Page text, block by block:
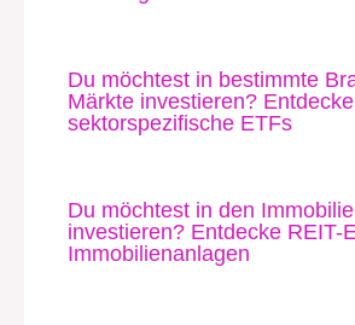
Du möchtest in bestimmte
Märkte investieren? Entdecke
sektorspezifische ETFs
Du möchtest in den
investieren? Entdecke REIT-
Immobilienanlagen